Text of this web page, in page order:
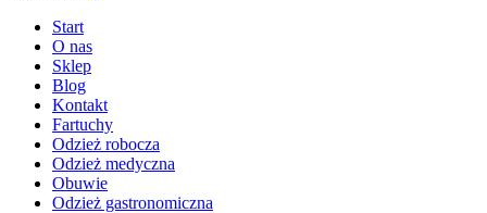
Start
O nas
Sklep
Blog
Kontakt
Fartuchy
Odzież robocza
Odzież medyczna
Obuwie
Odzież gastronomiczna